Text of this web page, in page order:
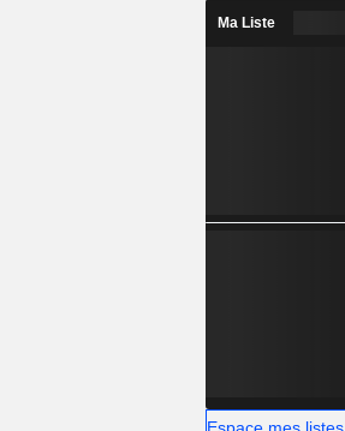
Ma Liste
Espace mes listes